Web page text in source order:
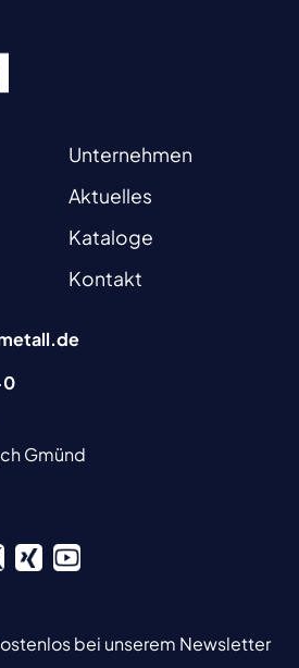
Unternehmen
Aktuelles
Kataloge
Kontakt
0
Gmünd
bei unserem Newsletter